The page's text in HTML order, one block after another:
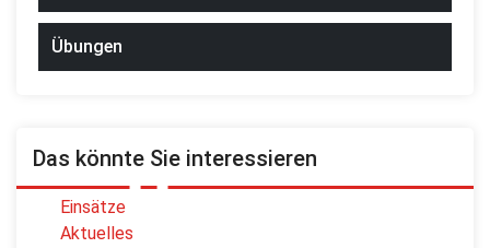
Übungen
Das könnte Sie interessieren
Einsätze
Aktuelles